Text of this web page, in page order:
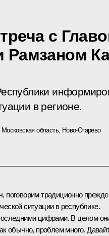
с
Рамзаном
в регионе.
Московская область, Ново-Огарёво
поговорим традиционно прежде
ситуации в республике.
цифрами. В целом
обычно, проблем много.